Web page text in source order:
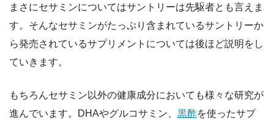
まさにセサミンについてはサントリーは先駆者とも言えま
す。そんなセサミンがたっぷり含まれているサントリーか
ら発売されているサプリメントについては後ほど説明をし
ていきます。
もちろんセサミン以外の健康成分においても様々な研究が
進んでいます。DHAやグルコサミン、 黒酢を使ったサプ